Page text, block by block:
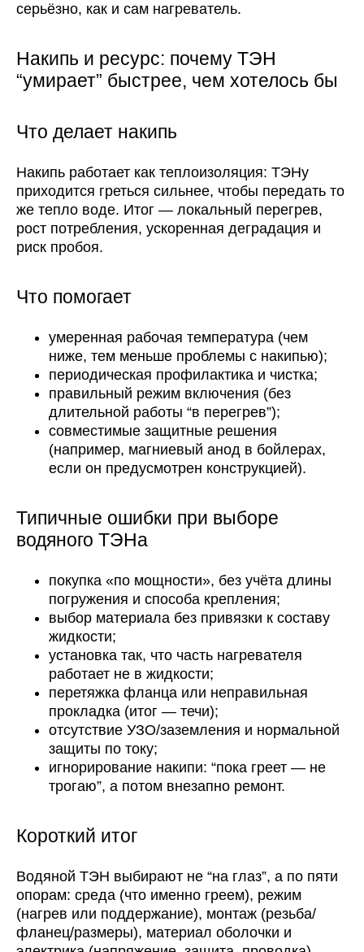
серьёзно, как и сам нагреватель.
Накипь и ресурс: почему ТЭН
“умирает” быстрее, чем хотелось бы
Что делает накипь
Накипь работает как теплоизоляция: ТЭНу
приходится греться сильнее, чтобы передать то
же тепло воде. Итог — локальный перегрев,
рост потребления, ускоренная деградация и
риск пробоя.
Что помогает
умеренная рабочая температура (чем
ниже, тем меньше проблемы с накипью);
периодическая профилактика и чистка;
правильный режим включения (без
длительной работы “в перегрев”);
совместимые защитные решения
(например, магниевый анод в бойлерах,
если он предусмотрен конструкцией).
Типичные ошибки при выборе
водяного ТЭНа
покупка «по мощности», без учёта длины
погружения и способа крепления;
выбор материала без привязки к составу
жидкости;
установка так, что часть нагревателя
работает не в жидкости;
перетяжка фланца или неправильная
прокладка (итог — течи);
отсутствие УЗО/заземления и нормальной
защиты по току;
игнорирование накипи: “пока греет — не
трогаю”, а потом внезапно ремонт.
Короткий итог
Водяной ТЭН выбирают не “на глаз”, а по пяти
опорам: среда (что именно греем), режим
(нагрев или поддержание), монтаж (резьба/
фланец/размеры), материал оболочки и